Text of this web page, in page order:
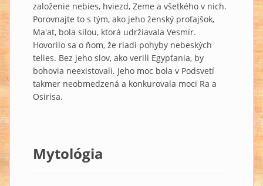
založenie nebies, hviezd, Zeme a všetkého v nich.
Porovnajte to s tým, ako jeho ženský proťajšok,
Ma'at, bola silou, ktorá udržiavala Vesmír.
Hovorilo sa o ňom, že riadi pohyby nebeských
telies. Bez jeho slov, ako verili Egypťania, by
bohovia neexistovali. Jeho moc bola v Podsvetí
takmer neobmedzená a konkurovala moci Ra a
Osirisa.
Mytológia